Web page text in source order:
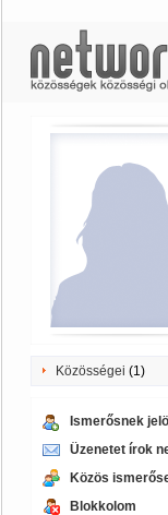
Közösségei (1)
Ismerősnek
Üzenetet írok
Közös
Blokkolom